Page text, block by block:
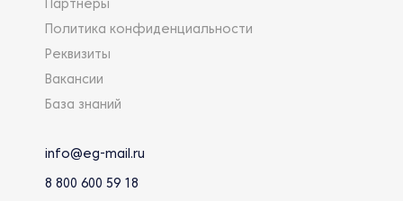
Партнеры
Политика конфиденциальности
Реквизиты
Вакансии
База знаний
info@eg-mail.ru
8 800 600 59 18